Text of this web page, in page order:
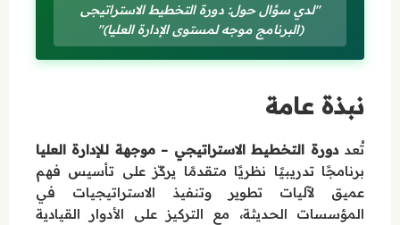
"لدي سؤال حول: دورة التخطيط الاستراتيجى
(البرنامج موجه لمستوى الإدارة العليا)"
نبذة عامة
تُعددورة التخطيط الاستراتيجي – موجهة للإدارة العليا
برنامجًا تدريبيًا نظريًا متقدمًا يركّز على تأسيس فهم
عميق لآليات تطوير وتنفيذ الاستراتيجيات في
المؤسسات الحديثة، مع التركيز على الأدوار القيادية